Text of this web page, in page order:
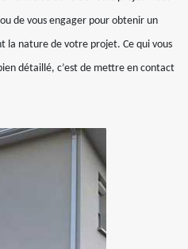
de vous engager pour obtenir un
la nature de votre projet. Ce qui vous
détaillé, c’est de mettre en contact